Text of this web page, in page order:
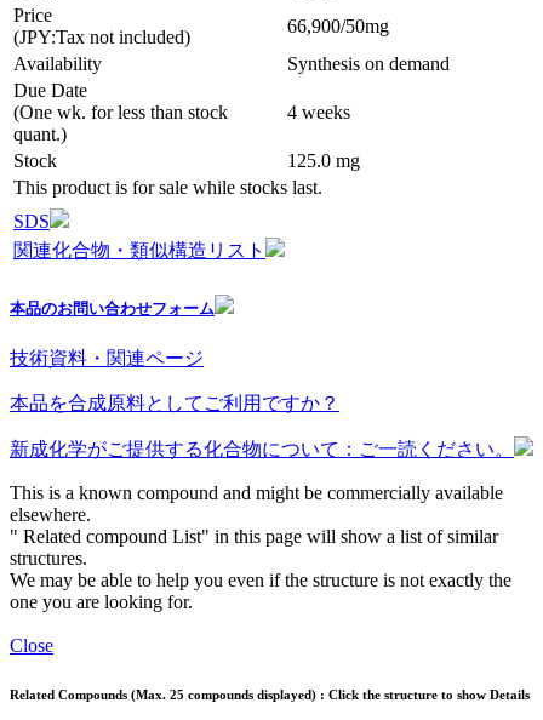
Price
(JPY:Tax not included)
66,900/50mg
Availability
Synthesis on demand
Due Date
(One wk. for less than stock
quant.)
4 weeks
Stock
125.0 mg
This product is for sale while stocks last.
SDS
関連化合物・類似構造リスト
本品のお問い合わせフォーム
技術資料・関連ページ
本品を合成原料としてご利用ですか？
新成化学がご提供する化合物について：ご一読ください。
This is a known compound and might be commercially available
elsewhere.
" Related compound List" in this page will show a list of similar
structures.
We may be able to help you even if the structure is not exactly the
one you are looking for.
Close
Related Compounds (Max. 25 compounds displayed) : Click the structure to show Details